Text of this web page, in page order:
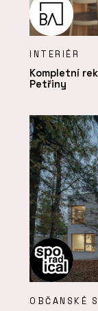
INTERIÉR
Kompletní
Petřiny
OBČANSKÉ